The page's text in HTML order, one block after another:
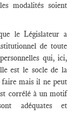
modalités soient
le Législateur a
de toute
qui, ici,
est le socle de la
mais il ne peut
corrélé à un motif
adéquates et